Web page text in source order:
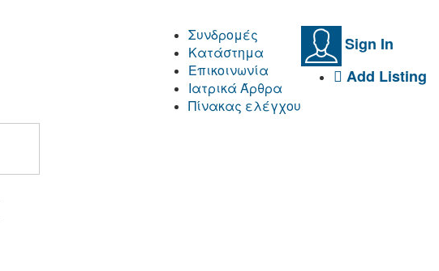
Sign In
Add Listing
Συνδρομές
Κατάστημα
Επικοινωνία
Ιατρικά Άρθρα
Πίνακας ελέγχου